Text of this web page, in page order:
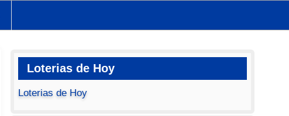
Loterias de Hoy
Loterias de Hoy